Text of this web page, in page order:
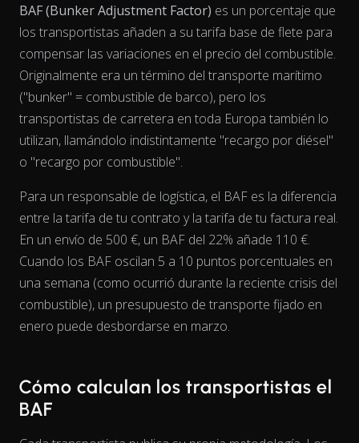
View as data table, Chart
BAF (Bunker Adjustment Factor) es un porcentaje que
los transportistas añaden a su tarifa base de flete para
compensar las variaciones en el precio del combustible.
Originalmente era un término del transporte marítimo
("bunker" = combustible de barco), pero los
transportistas de carretera en toda Europa también lo
utilizan, llamándolo indistintamente "recargo por diésel"
o "recargo por combustible".
Para un responsable de logística, el BAF es la diferencia
entre la tarifa de tu contrato y la tarifa de tu factura real.
En un envío de 500 €, un BAF del 22% añade 110 €.
Cuando los BAF oscilan 5 a 10 puntos porcentuales en
una semana (como ocurrió durante la reciente crisis del
combustible), un presupuesto de transporte fijado en
enero puede desbordarse en marzo.
Cómo calculan los transportistas el
BAF